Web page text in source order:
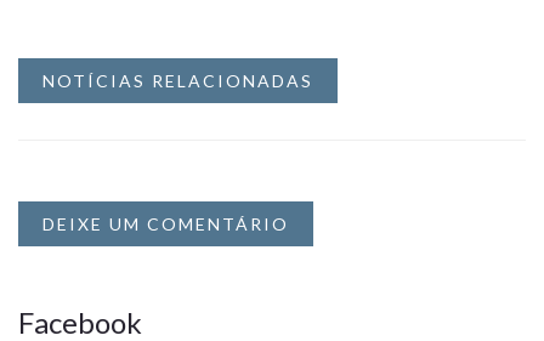
NOTÍCIAS RELACIONADAS
DEIXE UM COMENTÁRIO
Facebook